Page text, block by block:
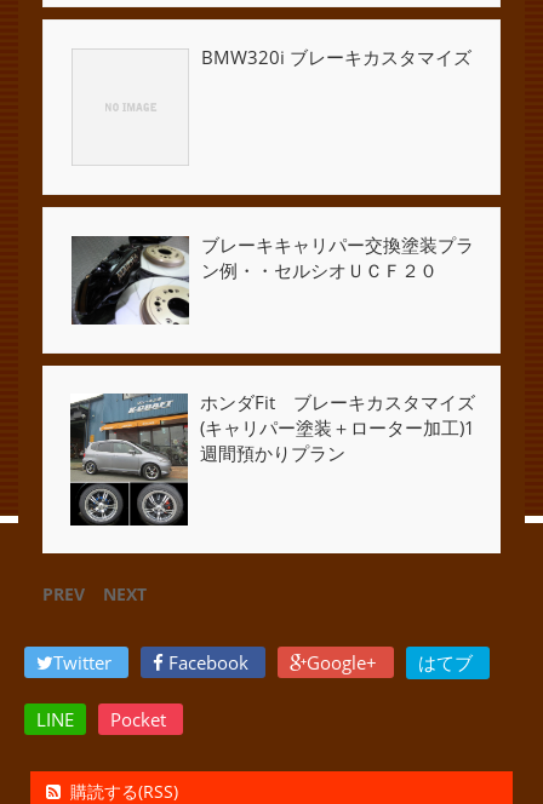
BMW320i ブレーキカスタマイズ
ブレーキキャリパー交換塗装プラ
ン例・・セルシオＵＣＦ２０
ホンダFit ブレーキカスタマイズ
(キャリパー塗装＋ローター加工)1
週間預かりプラン
PREV NEXT
Twitter Facebook Google+ はてブ
LINE Pocket
購読する(RSS)